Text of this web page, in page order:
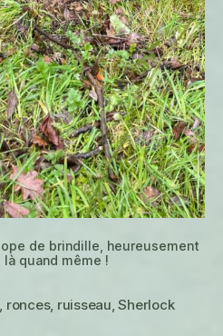
de brindille, heureusement
quand même !
ronces, ruisseau ,Sherlock